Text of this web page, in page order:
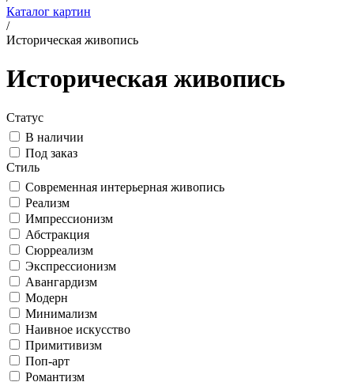
Каталог картин
/
Историческая живопись
Историческая живопись
Статус
В наличии
Под заказ
Стиль
Современная интерьерная живопись
Реализм
Импрессионизм
Абстракция
Сюрреализм
Экспрессионизм
Авангардизм
Модерн
Минимализм
Наивное искусство
Примитивизм
Поп-арт
Романтизм